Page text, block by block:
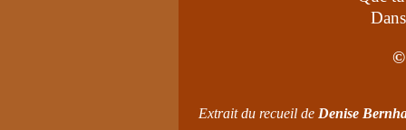
©
Extrait du recueil de Denise